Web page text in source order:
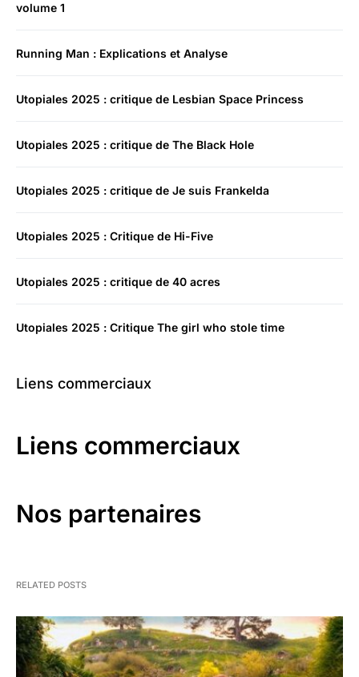
volume 1
Running Man : Explications et Analyse
Utopiales 2025 : critique de Lesbian Space Princess
Utopiales 2025 : critique de The Black Hole
Utopiales 2025 : critique de Je suis Frankelda
Utopiales 2025 : Critique de Hi-Five
Utopiales 2025 : critique de 40 acres
Utopiales 2025 : Critique The girl who stole time
Liens commerciaux
Liens commerciaux
Nos partenaires
RELATED POSTS